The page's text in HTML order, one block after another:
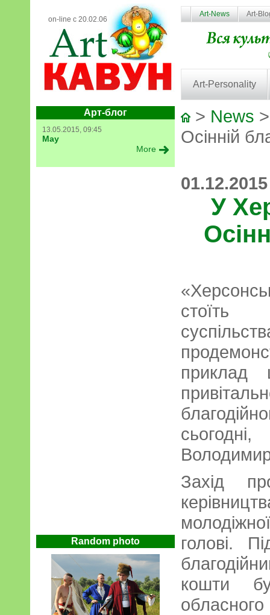
on-line с 20.02.06
Art-News Art-
Art-Personality
Арт-блог
13.05.2015, 09:45
May
More
Random photo
> News
Осінній
У
стоїть
приклад
Захід
голові.
кошти